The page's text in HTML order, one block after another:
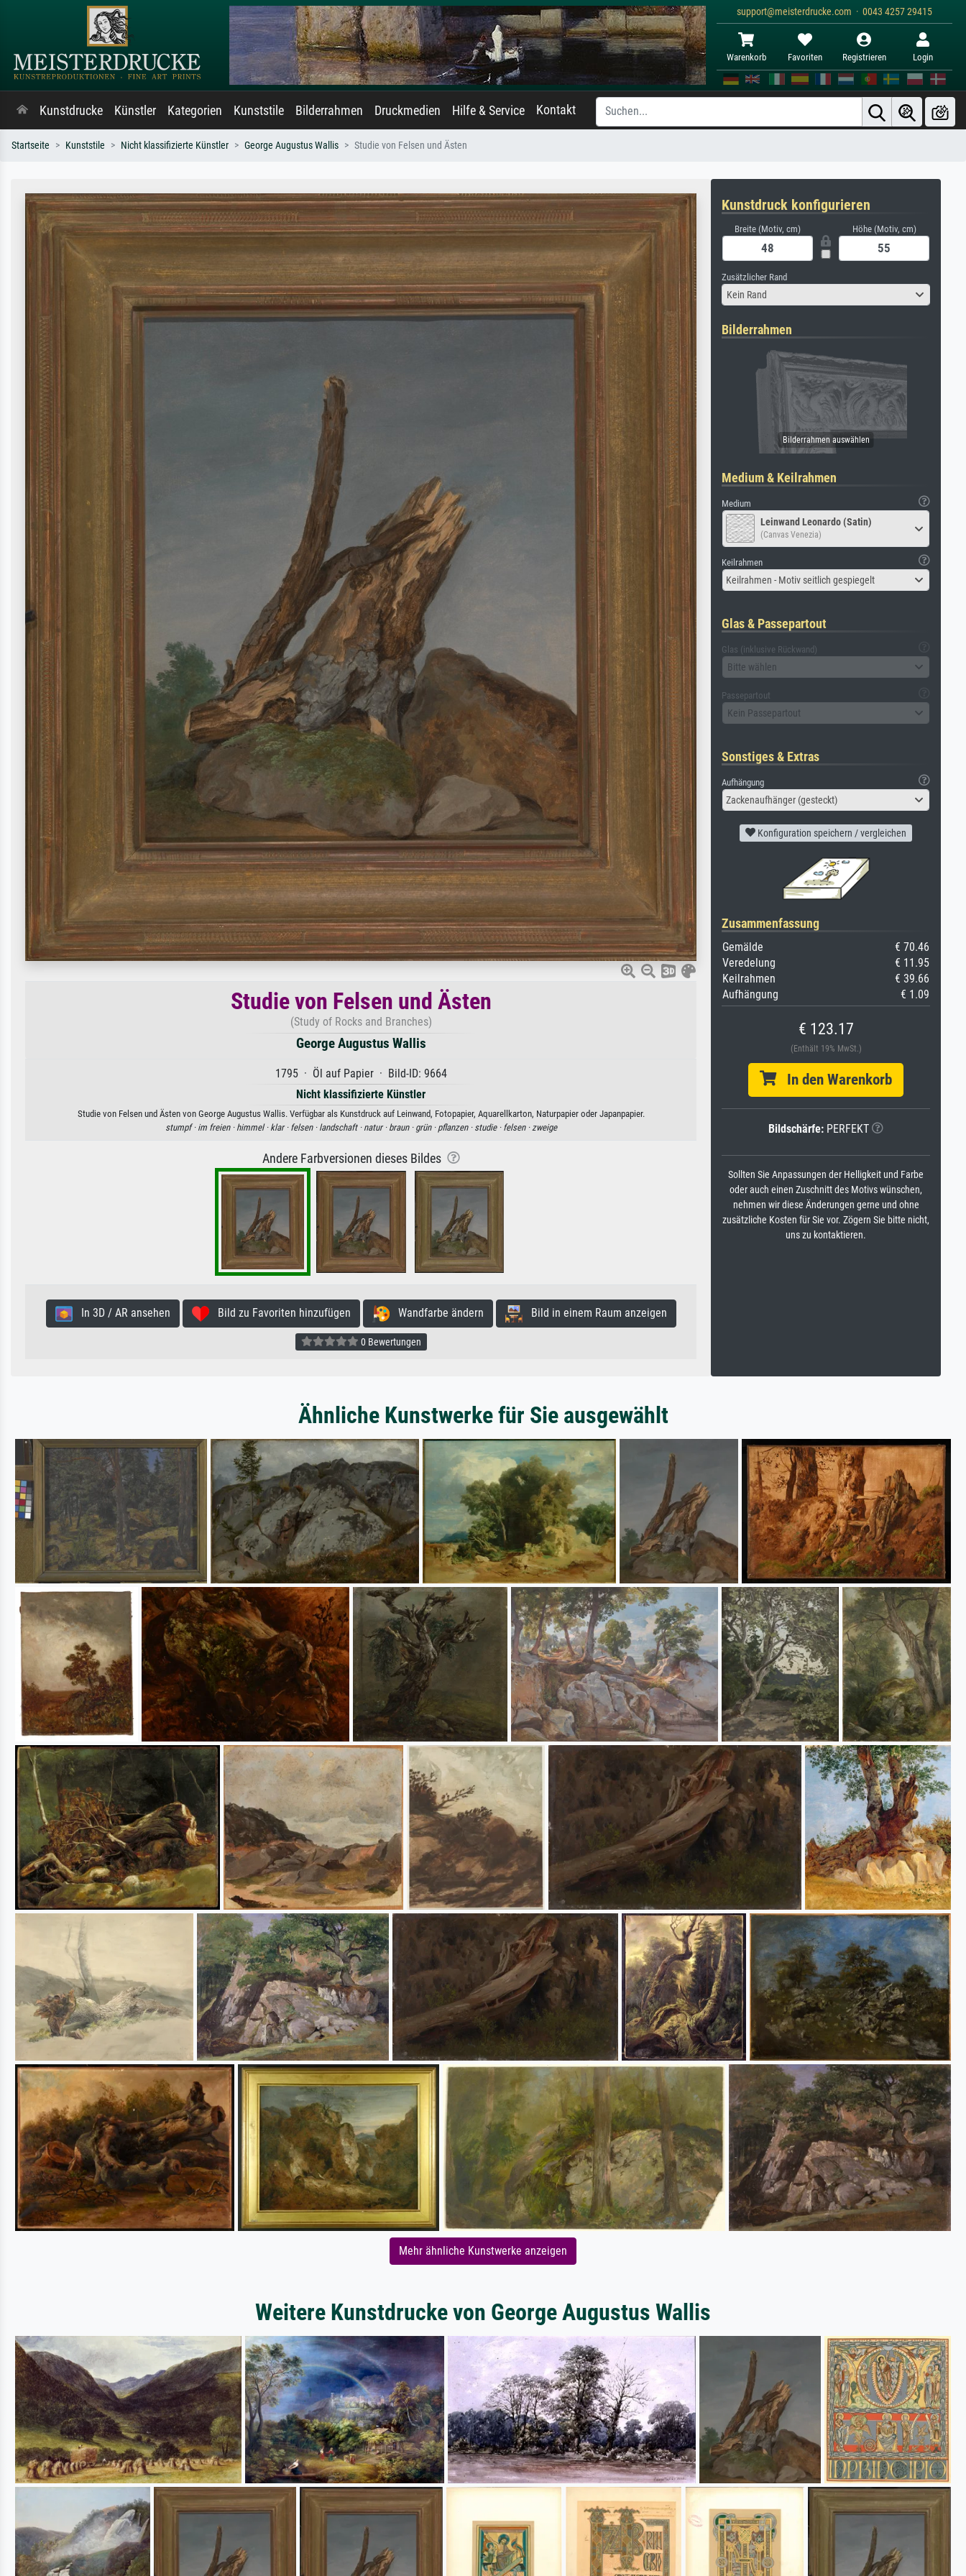
support@meisterdrucke.com · 0043 4257 29415
Warenkorb Favoriten Registrieren Login
Kunstdrucke Künstler Kategorien Kunststile Bilderrahmen Druckmedien Hilfe & Service Kontakt
Startseite Kunststile Nicht klassifizierte Künstler George Augustus Wallis Studie von Felsen und Ästen
Studie von Felsen und Ästen
(Study of Rocks and Branches)
George Augustus Wallis
1795 · Öl auf Papier · Bild-ID: 9664
Nicht klassifizierte Künstler
Studie von Felsen und Ästen von George Augustus Wallis. Verfügbar als Kunstdruck auf Leinwand, Fotopapier, Aquarellkarton, Naturpapier oder Japanpapier.
stumpf · im freien · himmel · klar · felsen · landschaft · natur · braun · grün · pflanzen · studie · felsen · zweige
Andere Farbversionen dieses Bildes
In 3D / AR ansehen Bild zu Favoriten hinzufügen Wandfarbe ändern Bild in einem Raum anzeigen
0 Bewertungen
Kunstdruck konfigurieren
Breite (Motiv, cm) Höhe (Motiv, cm)
Zusätzlicher Rand
Kein Rand
Bilderrahmen
Medium & Keilrahmen
Medium
Leinwand Leonardo (Satin)
(Canvas Venezia)
Keilrahmen
Keilrahmen - Motiv seitlich gespiegelt
Glas & Passepartout
Glas (inklusive Rückwand)
Bitte wählen
Passepartout
Kein Passepartout
Sonstiges & Extras
Aufhängung
Zackenaufhänger (gesteckt)
Konfiguration speichern / vergleichen
Zusammenfassung
Gemälde
€ 70.46
Veredelung
€ 11.95
Keilrahmen
€ 39.66
Aufhängung
€ 1.09
€ 123.17
(Enthält 19% MwSt.)
In den Warenkorb
Bildschärfe: PERFEKT
Sollten Sie Anpassungen der Helligkeit und Farbe
oder auch einen Zuschnitt des Motivs wünschen,
nehmen wir diese Änderungen gerne und ohne
zusätzliche Kosten für Sie vor. Zögern Sie bitte nicht,
uns zu kontaktieren.
Ähnliche Kunstwerke für Sie ausgewählt
Mehr ähnliche Kunstwerke anzeigen
Weitere Kunstdrucke von George Augustus Wallis